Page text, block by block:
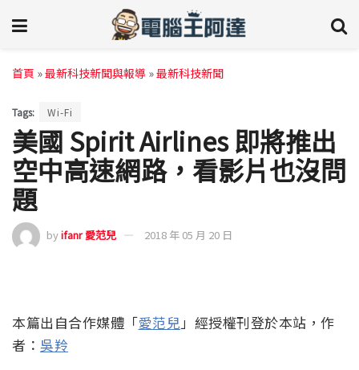
首頁 »最新科技新聞與報導 »最新科技新聞
Tags: Wi-Fi
美國 Spirit Airlines 即將推出
空中高速網路，看影片也沒問
題
byifanr 愛范兒 2018 年 05 月 20 日
本篇出自合作媒體「愛范兒」經授權刊登於本站，作
者： 吳羚